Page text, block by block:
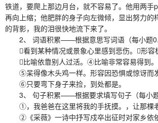
铁道，要爬上那边月台，就不容易了。他用两
再向上缩；他肥胖的身子向左微倾，显出努力的
的背影，我的泪很快地流下来了。
2、 词语积累——根据意思写词语（每小题
看到某种情况或景象心里感到悲伤。形容
比喻依靠别人过活。④比喻非常容易得到。
⑤呆得像木头鸡一样。形容因恐惧或惊讶而发
⑥只要弯下身子来捡，到处都是。
3、 句子积累——根据要求填写句子（每小题
①，我爸爸在这里将我的手抚摸。，让那棵
②《采薇》一诗中抒写戍卒出征时对家乡依